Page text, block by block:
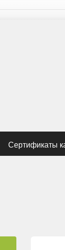
Сертификаты